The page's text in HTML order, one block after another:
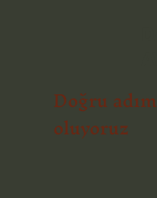
Doğru
oluyoruz